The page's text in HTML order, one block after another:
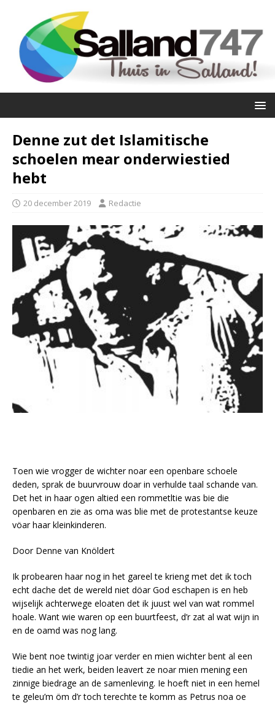
Denne zut det Islamitische
schoelen mear onderwiestied
hebt
20 december 2019 Redactie
Toen wie vrogger de wichter noar een openbare schoele
deden, sprak de buurvrouw doar in verhulde taal schande van.
Det het in haar ogen altied een rommetltie was bie die
openbaren en zie as oma was blie met de protestantse keuze
vöar haar kleinkinderen.
Door Denne van Knöldert
Ik probearen haar nog in het gareel te krieng met det ik toch
echt dache det de wereld niet döar God eschapen is en heb
wijselijk achterwege eloaten det ik juust wel van wat rommel
hoale. Want wie waren op een buurtfeest, d’r zat al wat wijn in
en de oamd was nog lang.
Wie bent noe twintig joar verder en mien wichter bent al een
tiedie an het werk, beiden leavert ze noar mien mening een
zinnige biedrage an de samenleving. Ie hoeft niet in een hemel
te geleu’m öm d’r toch terechte te komm as Petrus noa oe